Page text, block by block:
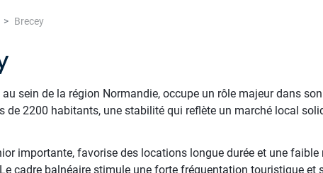
Brecey
sein de la région Normandie, occupe un rôle majeur dans son
2200 habitants, une stabilité qui reflète un marché local
importante, favorise des locations longue durée et une faible
cadre balnéaire stimule une forte fréquentation touristique et